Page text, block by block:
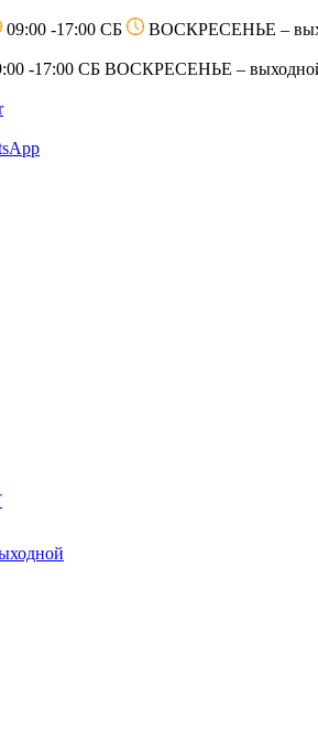
09:00 -17:00 СБ ВОСКРЕСЕНЬЕ –
-17:00 СБ ВОСКРЕСЕНЬЕ –